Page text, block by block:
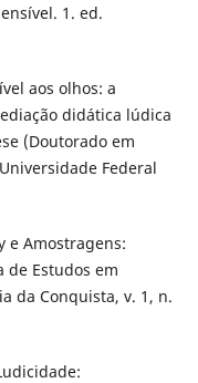
1. ed.
aos olhos: a
didática lúdica
(Doutorado em
Federal
e Amostragens:
de Estudos em
da Conquista, v. 1, n.